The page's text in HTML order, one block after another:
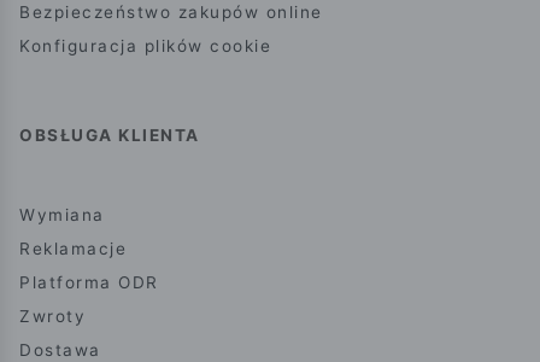
Bezpieczeństwo zakupów online
Konfiguracja plików cookie
OBSŁUGA KLIENTA
Wymiana
Reklamacje
Platforma ODR
Zwroty
Dostawa